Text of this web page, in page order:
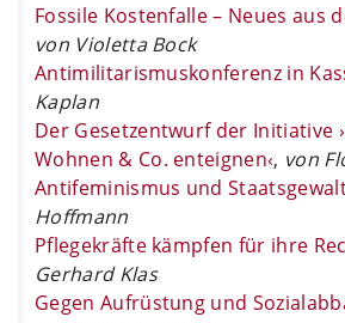
Fossile Kostenfalle – Neues aus
von Violetta Bock
Antimilitarismuskonferenz in
Kaplan
Der Gesetzentwurf der Initiative
Wohnen & Co. enteignen‹, von
Antifeminismus und
Hoffmann
Pflegekräfte kämpfen für ihre
Gerhard Klas
Gegen Aufrüstung und